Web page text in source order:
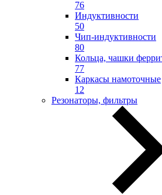
76
Индуктивности
50
Чип-индуктивности
80
Кольца, чашки
77
Каркасы намоточные
12
Резонаторы, фильтры